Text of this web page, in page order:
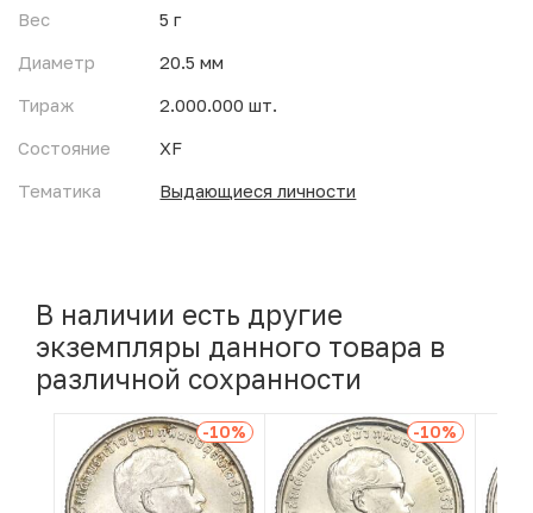
Вес
5 г
Диаметр
20.5 мм
Тираж
2.000.000 шт.
Состояние
XF
Тематика
Выдающиеся личности
В наличии есть другие
экземпляры данного товара в
различной сохранности
-10% -10%